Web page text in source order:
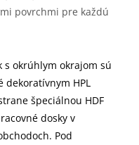
povrchmi pre každú
s okrúhlym okrajom sú
HPL
špeciálnou HDF
dosky v
Pod